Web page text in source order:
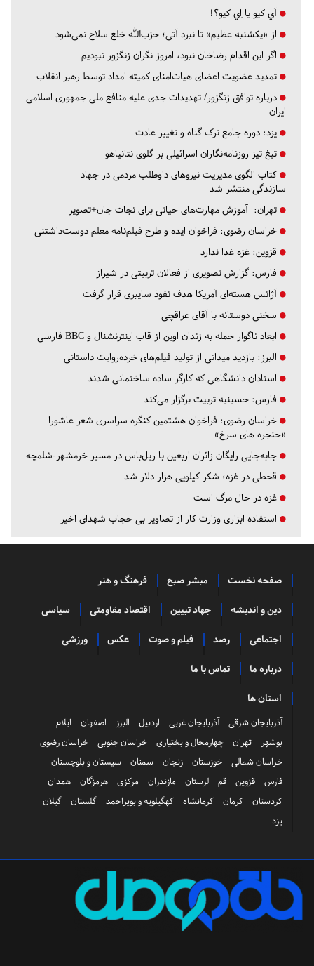
آي كيو يا اِي كيو؟!
از «یکشنبه عظیم» تا نبرد آتی؛ حزب‌الله خلع سلاح نمی‌شود
اگر این اقدام رضاخان نبود، امروز نگران زنگزور نبودیم
تمدید عضویت اعضای هیات‌امنای کمیته امداد توسط رهبر انقلاب
درباره توافق زنگزور/ تهدیدات جدی علیه منافع ملی جمهوری اسلامی
ایران
یزد: دوره جامع ترک گناه و تغییر عادت
تیغ تیز روزنامه‌نگاران اسرائیلی بر گلوی نتانیاهو
کتاب الگوی مدیریت نیروهای داوطلب مردمی در جهاد
سازندگی منتشر شد
تهران: آموزش مهارت‌های حیاتی برای نجات جان+تصویر
خراسان رضوی: فراخوان ایده و طرح فیلم‌نامه معلم دوست‌داشتنی
قزوین: غزه غذا ندارد
فارس: گزارش تصویری از فعالان تربیتی در شیراز
آژانس هسته‌ای آمریکا هدف نفوذ سایبری قرار گرفت
سخنی دوستانه با آقای عراقچی
ابعاد ناگوار حمله به زندان اوین از قاب اینترنشنال و BBC فارسی
البرز: بازدید میدانی از تولید فیلم‌های خرده‌روایت داستانی
استادان دانشگاهی که کارگر ساده ساختمانی شدند
فارس: حسینیه تربیت برگزار می‌کند
خراسان رضوی: فراخوان هشتمین کنگره سراسری شعر عاشورا
«حنجره های سرخ»
جابه‌جایی رایگان زائران اربعین با ریل‌باس در مسیر خرمشهر-شلمچه
قحطی در غزه؛ شکر کیلویی هزار دلار شد
غزه در حال مرگ است
استفاده ابزاری وزارت کار از تصاویر بی حجاب شهدای اخیر
صفحه نخست مبشر صبح فرهنگ و هنر
دین و اندیشه جهاد تبیین اقتصاد مقاومتی سیاسی
اجتماعی رصد فیلم و صوت عکس ورزشی
درباره ما تماس با ما
استان ها
آذربایجان شرقی آذربایجان غربی اردبیل البرز اصفهان
ایلام
بوشهر
تهران چهارمحال و بختیاری خراسان جنوبی
خراسان رضوی
خراسان شمالی
خوزستان زنجان سمنان
سیستان و بلوچستان
فارس
قزوین قم لرستان مازندران مرکزی هرمزگان
همدان
کردستان
کرمان کرمانشاه کهگیلویه و بویراحمد گلستان
گیلان
یزد